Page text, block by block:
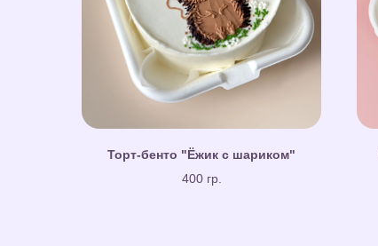
Торт-бенто "Ёжик с шариком"
400 гр.